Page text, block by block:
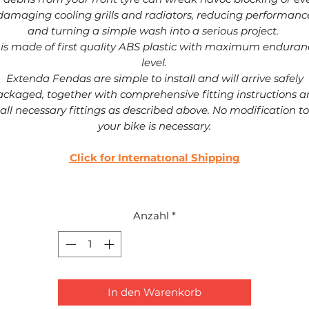
cooling grills and radiators, reducing
and turning a simple wash into a serious project.
made of first quality ABS plastic with maximum
level.
Extenda Fendas are simple to install and will arrive safely
together with comprehensive fitting instructions
all necessary fittings as described above. No modification to
your bike is necessary.
Click for Internatıonal Shipping
Anzahl *
In den Warenkorb